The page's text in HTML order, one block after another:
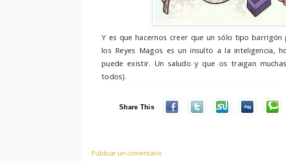
Y es que hacernos creer que un sólo tipo
los Reyes Magos es un insulto a la inteligencia,
puede existir. Un saludo y que os traigan
todos).
Share This
Publicar un comentario